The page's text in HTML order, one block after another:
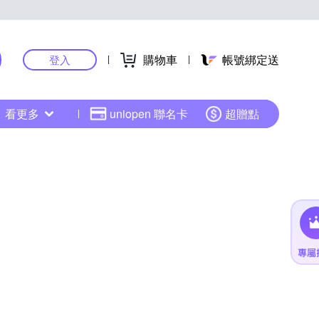
登入 購物車 帳號綁定送
看更多 uniopen 聯名卡 超贈點